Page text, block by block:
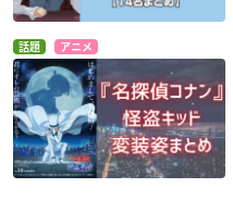
話題 アニメ